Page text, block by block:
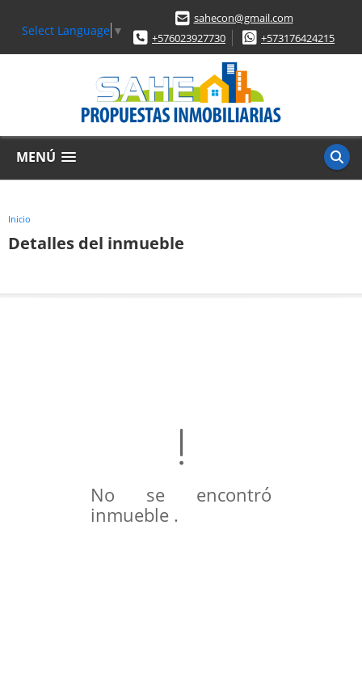
Select Language ▼
sahecon@gmail.com
+576023927730
+573176424215
MENÚ
Inicio
Detalles del inmueble
No se encontró
inmueble .